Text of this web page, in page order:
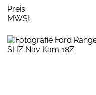
Preis:
MWSt: